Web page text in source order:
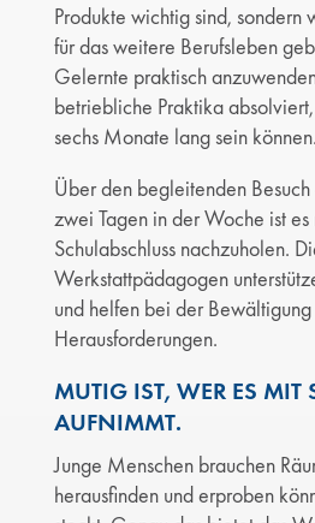
Produkte wichtig sind, sondern
für das weitere Berufsleben
Gelernte praktisch
betriebliche Praktika
sechs Monate lang sein können.
Über den begleitenden
zwei Tagen in der Woche ist
Schulabschluss nachzuholen.
Werkstattpädagogen
und helfen bei der
Herausforderungen.
MUTIG IST, WER ES MIT
AUFNIMMT.
Junge Menschen brauchen
herausfinden und erproben